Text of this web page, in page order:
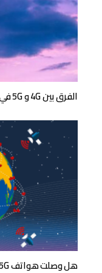
الفرق بين 4G و 5G في الاستخدام اليومي للمستخدم المصري